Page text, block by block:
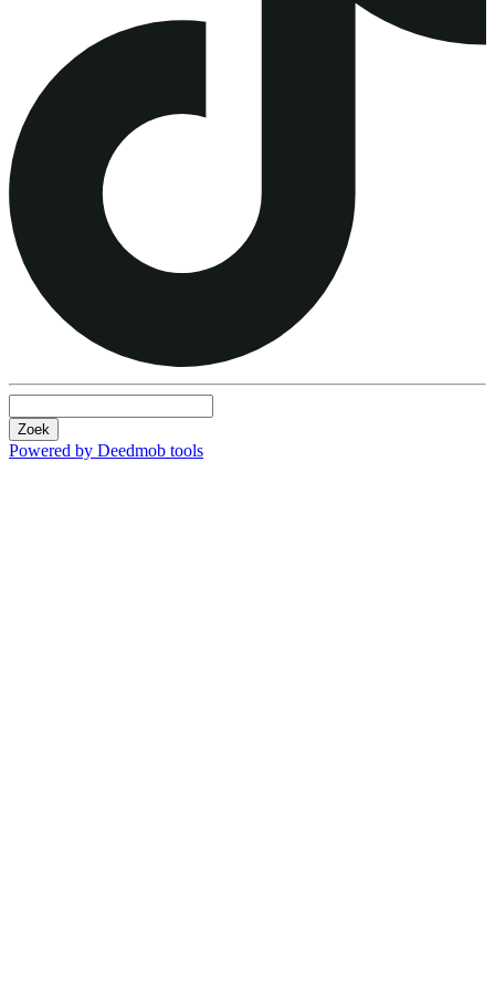
Zoek
Powered by Deedmob tools